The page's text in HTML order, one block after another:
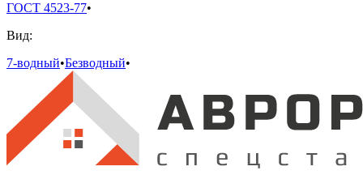
ГОСТ 4523-77•
Вид:
7-водный•Безводный•